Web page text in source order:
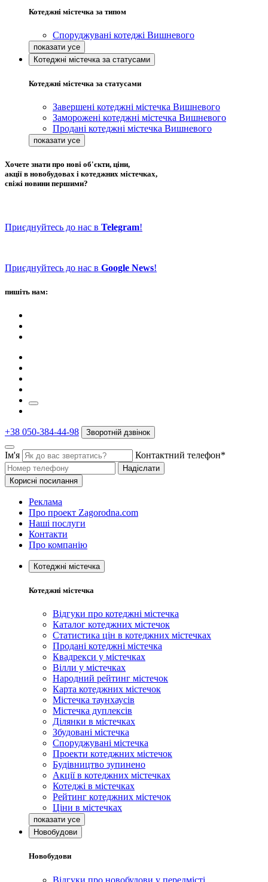
Котеджні містечка за типом
Споруджувані котеджі Вишневого
Котеджні містечка за статусами
Котеджні містечка за статусами
Завершені котеджні містечка Вишневого
Заморожені котеджні містечка Вишневого
Продані котеджні містечка Вишневого
Хочете знати про нові об'єкти, ціни,
акції в новобудовах і котеджних містечках,
свіжі новини першими?
Приєднуйтесь до нас в Telegram!
Приєднуйтесь до нас в Google News!
пишіть нам:
+38 050-384-44-98 Зворотній дзвінок
Ім'я Контактний телефон*
Надіслати
Корисні посилання
Реклама
Про проект Zagorodna.com
Наші послуги
Контакти
Про компанію
Котеджні містечка
Котеджні містечка
Відгуки про котеджні містечка
Каталог котеджних містечок
Статистика цін в котеджних містечках
Продані котеджні містечка
Квадрекси у містечках
Вілли у містечках
Народний рейтинг містечок
Карта котеджних містечок
Містечка таунхаусів
Містечка дуплексів
Ділянки в містечках
Збудовані містечка
Споруджувані містечка
Проекти котеджних містечок
Будівництво зупинено
Акції в котеджних містечках
Котеджі в містечках
Рейтинг котеджних містечок
Ціни в містечках
Новобудови
Новобудови
Відгуки про новобудови у передмісті